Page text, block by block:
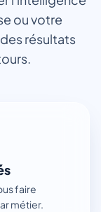
ou votre
résultats
faire
métier.